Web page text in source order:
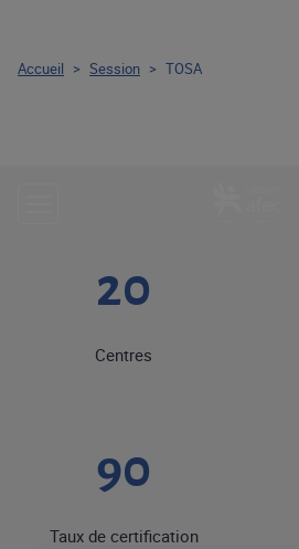
20
Centres
90
Taux de certification
Accueil > Session > TOSA